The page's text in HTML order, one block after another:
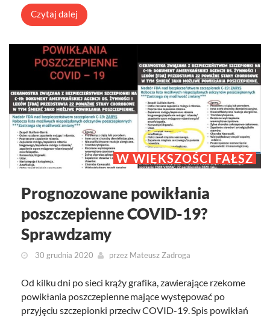
Czytaj dalej
W WIĘKSZOŚCI FAŁSZ
Prognozowane powikłania
poszczepienne COVID-19?
Sprawdzamy
30 grudnia 2020 przez Mateusz Zadroga
Od kilku dni po sieci krąży grafika, zawierające rzekome
powikłania poszczepienne mające występować po
przyjęciu szczepionki przeciw COVID-19. Spis powikłań